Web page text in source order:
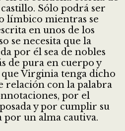
Sólo podrá ser
límbico mientras se
en unos de los
se necesita que la
por él sea de nobles
de pura en cuerpo y
Virginia tenga dicho
relación con la palabra
por el
y por cumplir su
un alma cautiva.